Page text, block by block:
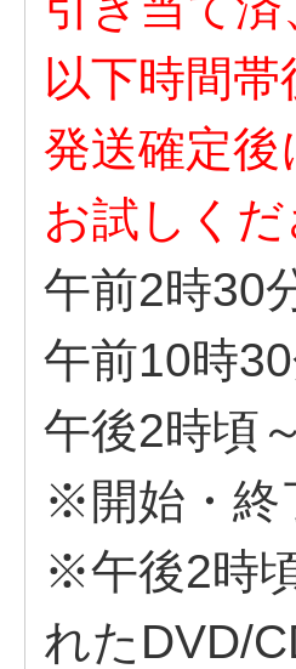
以下時間
発送確定後
お試しくだ
午前2時30
午前10時
午後2時頃
※開始・終
※午後2時
れたDVD/